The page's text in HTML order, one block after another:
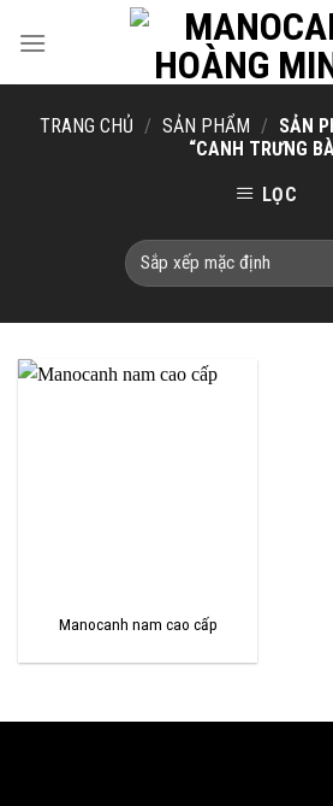
TRANG CHỦ / SẢN PHẨM / SẢN
“CANH TRƯNG
LỌC
Manocanh nam cao cấp